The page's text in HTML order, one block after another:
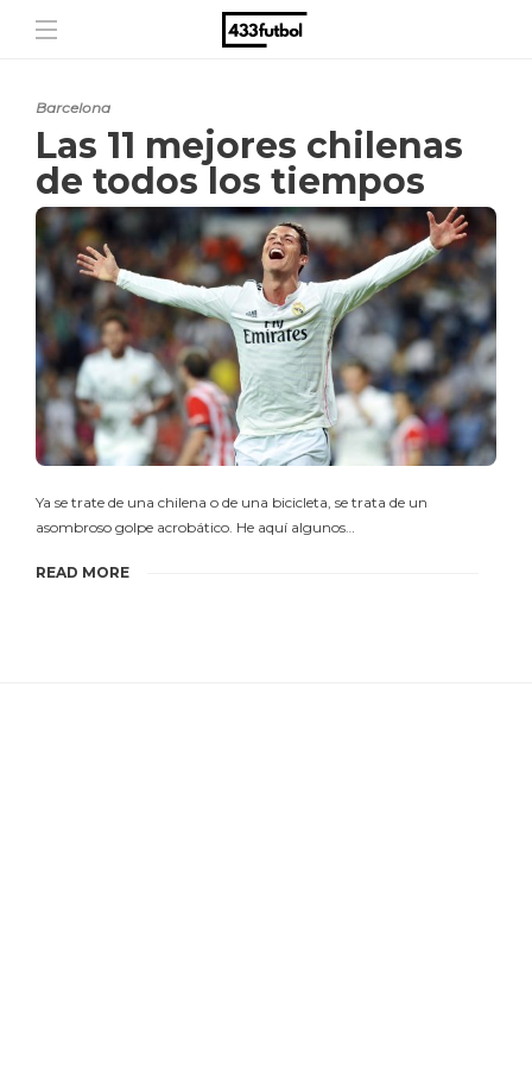
Barcelona
Las 11 mejores chilenas
de todos los tiempos
Ya se trate de una chilena o de una bicicleta, se trata de un
asombroso golpe acrobático. He aquí algunos…
READ MORE